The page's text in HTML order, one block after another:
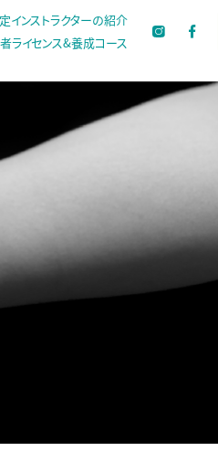
ライセンス&養成コース
インストラクターの紹介